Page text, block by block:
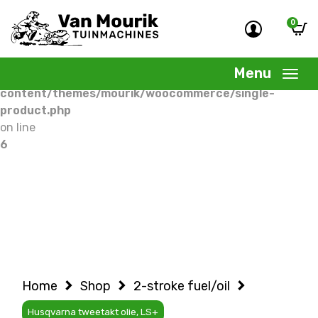
Warning
: Undefined variable $woocommercepage in
/home/allermedia/domains/vanmourik-
content/themes/mourik/woocommerce/single-
product.php
on line
6
0
Menu
Home Shop 2-stroke fuel/oil
Husqvarna tweetakt olie, LS+